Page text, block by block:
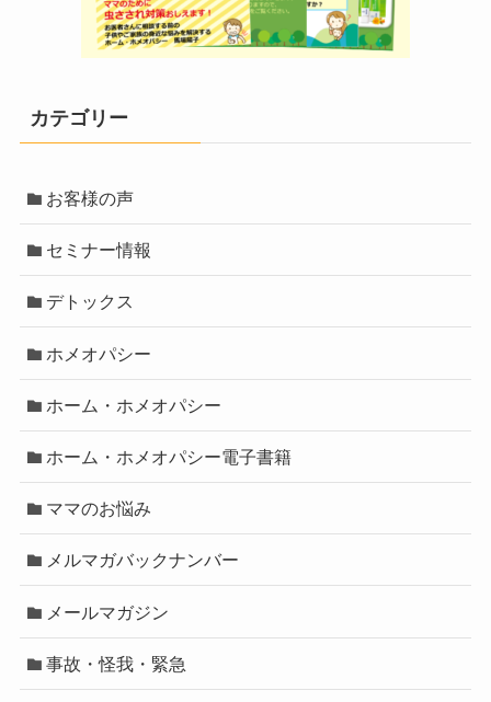
カテゴリー
お客様の声
セミナー情報
デトックス
ホメオパシー
ホーム・ホメオパシー
ホーム・ホメオパシー電子書籍
ママのお悩み
メルマガバックナンバー
メールマガジン
事故・怪我・緊急